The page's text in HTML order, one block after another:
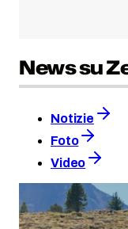
News su
Notizie
Foto
Video